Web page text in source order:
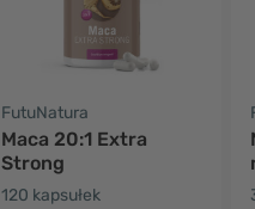
FutuNatura
Maca 20:1 Extra
Strong
120 kapsułek